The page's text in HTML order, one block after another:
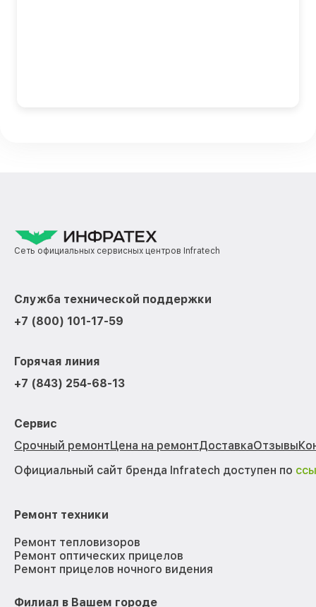
Сеть официальных сервисных центров Infratech
Служба технической поддержки
+7 (800) 101-17-59
Горячая линия
+7 (843) 254-68-13
Сервис
Срочный ремонтЦена на ремонтДоставкаОтзывы
Официальный сайт бренда Infratech доступен по
Ремонт техники
Ремонт тепловизоров
Ремонт оптических прицелов
Ремонт прицелов ночного видения
Филиал в Вашем городе